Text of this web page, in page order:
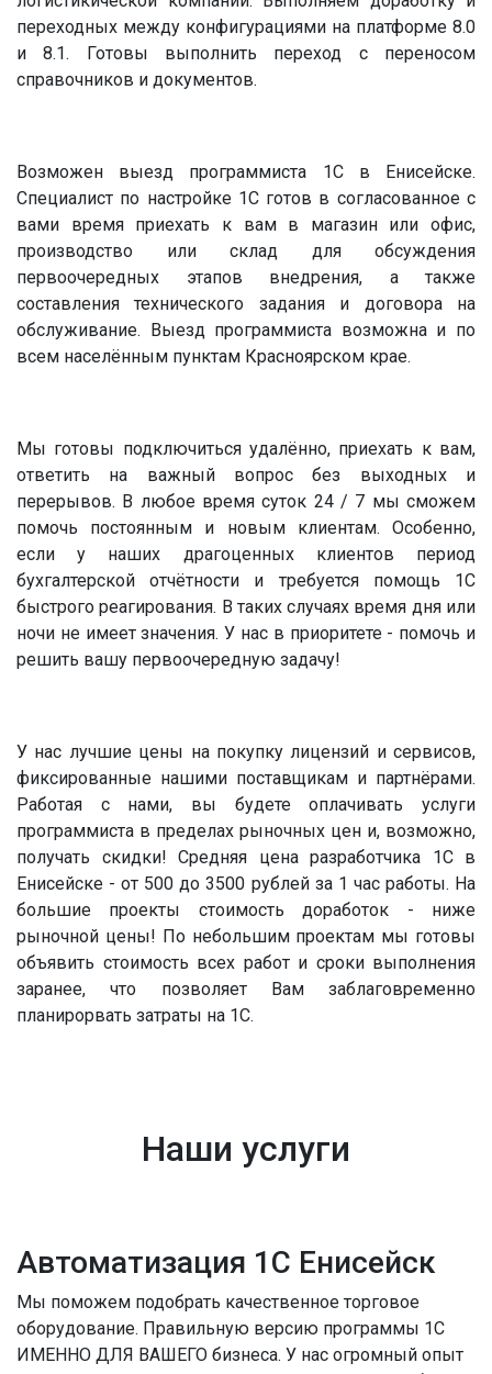
переходных между конфигурациями на платформе 8.0
и 8.1. Готовы выполнить переход с переносом
справочников и документов.
Возможен выезд программиста 1С в Енисейске.
Специалист по настройке 1С готов в согласованное с
вами время приехать к вам в магазин или офис,
производство или склад для обсуждения
первоочередных этапов внедрения, а также
составления технического задания и договора на
обслуживание. Выезд программиста возможна и по
всем населённым пунктам Красноярском крае.
Мы готовы подключиться удалённо, приехать к вам,
ответить на важный вопрос без выходных и
перерывов. В любое время суток 24 / 7 мы сможем
помочь постоянным и новым клиентам. Особенно,
если у наших драгоценных клиентов период
бухгалтерской отчётности и требуется помощь 1С
быстрого реагирования. В таких случаях время дня или
ночи не имеет значения. У нас в приоритете - помочь и
решить вашу первоочередную задачу!
У нас лучшие цены на покупку лицензий и сервисов,
фиксированные нашими поставщикам и партнёрами.
Работая с нами, вы будете оплачивать услуги
программиста в пределах рыночных цен и, возможно,
получать скидки! Средняя цена разработчика 1С в
Енисейске - от 500 до 3500 рублей за 1 час работы. На
большие проекты стоимость доработок - ниже
рыночной цены! По небольшим проектам мы готовы
объявить стоимость всех работ и сроки выполнения
заранее, что позволяет Вам заблаговременно
планирорвать затраты на 1С.
Наши услуги
Автоматизация 1С Енисейск
Мы поможем подобрать качественное торговое
оборудование. Правильную версию программы 1С
ИМЕННО ДЛЯ ВАШЕГО бизнеса. У нас огромный опыт